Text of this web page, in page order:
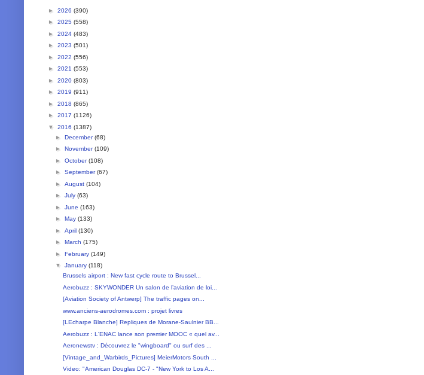
► 2026 (390)
► 2025 (558)
► 2024 (483)
► 2023 (501)
► 2022 (556)
► 2021 (553)
► 2020 (803)
► 2019 (911)
► 2018 (865)
► 2017 (1126)
▼ 2016 (1387)
► December(68)
► November(109)
► October(108)
► September(67)
► August (104)
► July (63)
► June (163)
► May (133)
► April (130)
► March (175)
► February (149)
▼ January (118)
Brussels airport : New fast cycle route to Brussel...
Aerobuzz : SKYWONDER Un salon de l’aviation de loi...
[Aviation Society of Antwerp] The traffic pages on...
www.anciens-aerodromes.com : projet livres
[LEcharpe Blanche] Repliques de Morane-Saulnier BB...
Aerobuzz : L'ENAC lance son premier MOOC « quel av...
Aeronewstv : Découvrez le "wingboard" ou surf des ...
[Vintage_and_Warbirds_Pictures] MeierMotors South ...
Video: "American Douglas DC-7 - "New York to Los A...